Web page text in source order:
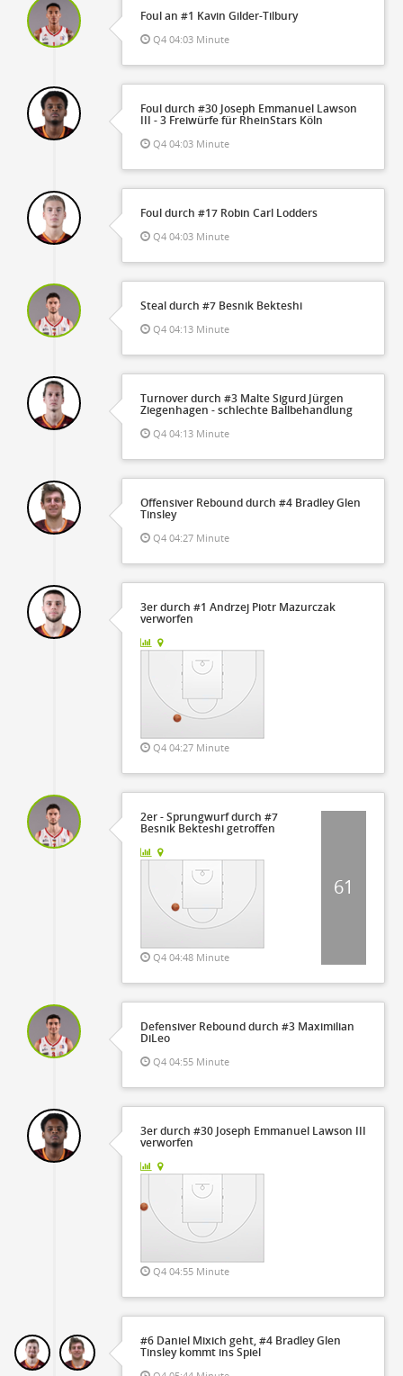
Foul an #1 Kavin Gilder-Tilbury
Q4 04:03 Minute
Foul durch #30 Joseph Emmanuel Lawson
III - 3 Freiwürfe für RheinStars Köln
Q4 04:03 Minute
Foul durch #17 Robin Carl Lodders
Q4 04:03 Minute
Steal durch #7 Besnik Bekteshi
Q4 04:13 Minute
Turnover durch #3 Malte Sigurd Jürgen
Ziegenhagen - schlechte Ballbehandlung
Q4 04:13 Minute
Offensiver Rebound durch #4 Bradley Glen
Tinsley
Q4 04:27 Minute
3er durch #1 Andrzej Piotr Mazurczak
verworfen
Q4 04:27 Minute
2er - Sprungwurf durch #7
Besnik Bekteshi getroffen
Q4 04:48 Minute
61
Defensiver Rebound durch #3 Maximilian
DiLeo
Q4 04:55 Minute
3er durch #30 Joseph Emmanuel Lawson III
verworfen
Q4 04:55 Minute
#6 Daniel Mixich geht, #4 Bradley Glen
Tinsley kommt ins Spiel